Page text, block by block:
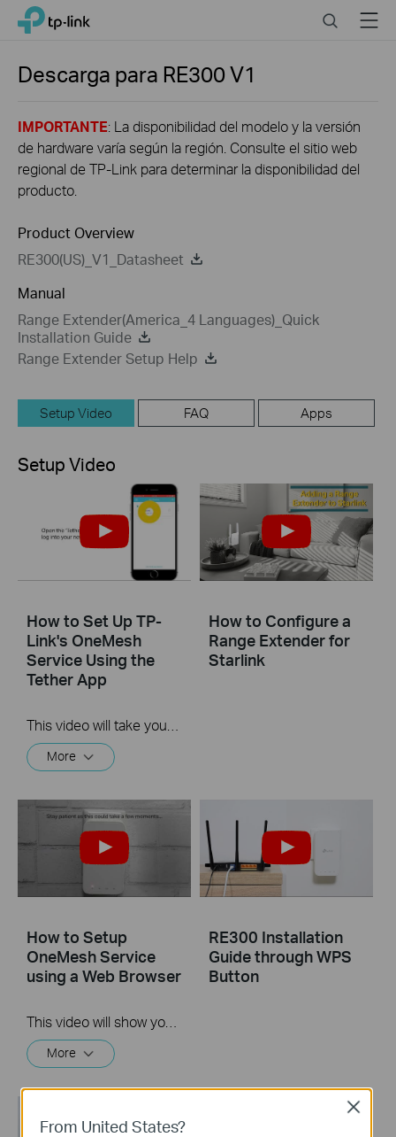
Click
navigation
TP-Link, Reliably Smart SearchMenu
Descarga para RE300V1
IMPORTANTE: La disponibilidad del modelo y la versión
de hardware varía según la región. Consulte el sitio web
regional de TP-Link para determinar la disponibilidad del
producto.
Product Overview
RE300(US)_V1_Datasheet
Manual
Range Extender(America_4 Languages)_Quick
Installation Guide
Range Extender Setup Help
Setup Video FAQ Apps
Setup Video
How to Set Up TP-
Link's OneMesh
Service Using the
Tether App
More
How to Configure a
Range Extender for
Starlink
How to Setup
OneMesh Service
using a Web Browser
This video will show you the process for using the web browser of your computer to setup TP-Link's OneMesh service.
More
RE300 Installation
Guide through WPS
Button
From United States?
Close